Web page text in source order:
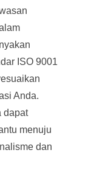
ISO 9001
Anda.
dapat
menuju
dan